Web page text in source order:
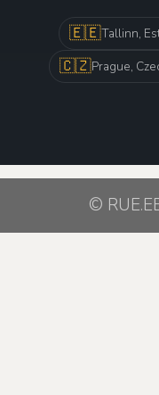
🇪🇪Tallinn,
🇨🇿Prague,
©